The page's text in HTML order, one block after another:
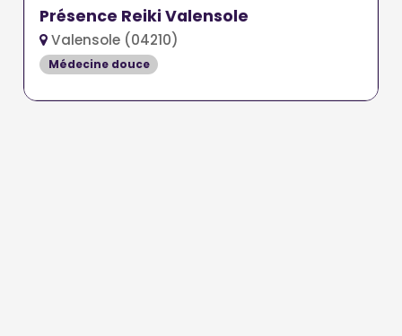
Présence Reiki Valensole
Valensole (04210)
Médecine douce